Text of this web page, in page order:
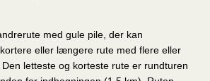
med gule pile, der kan
eller længere rute med flere eller
letteste og korteste rute er rundturen